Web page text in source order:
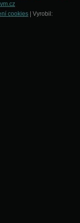
cookies | Vyrobil: